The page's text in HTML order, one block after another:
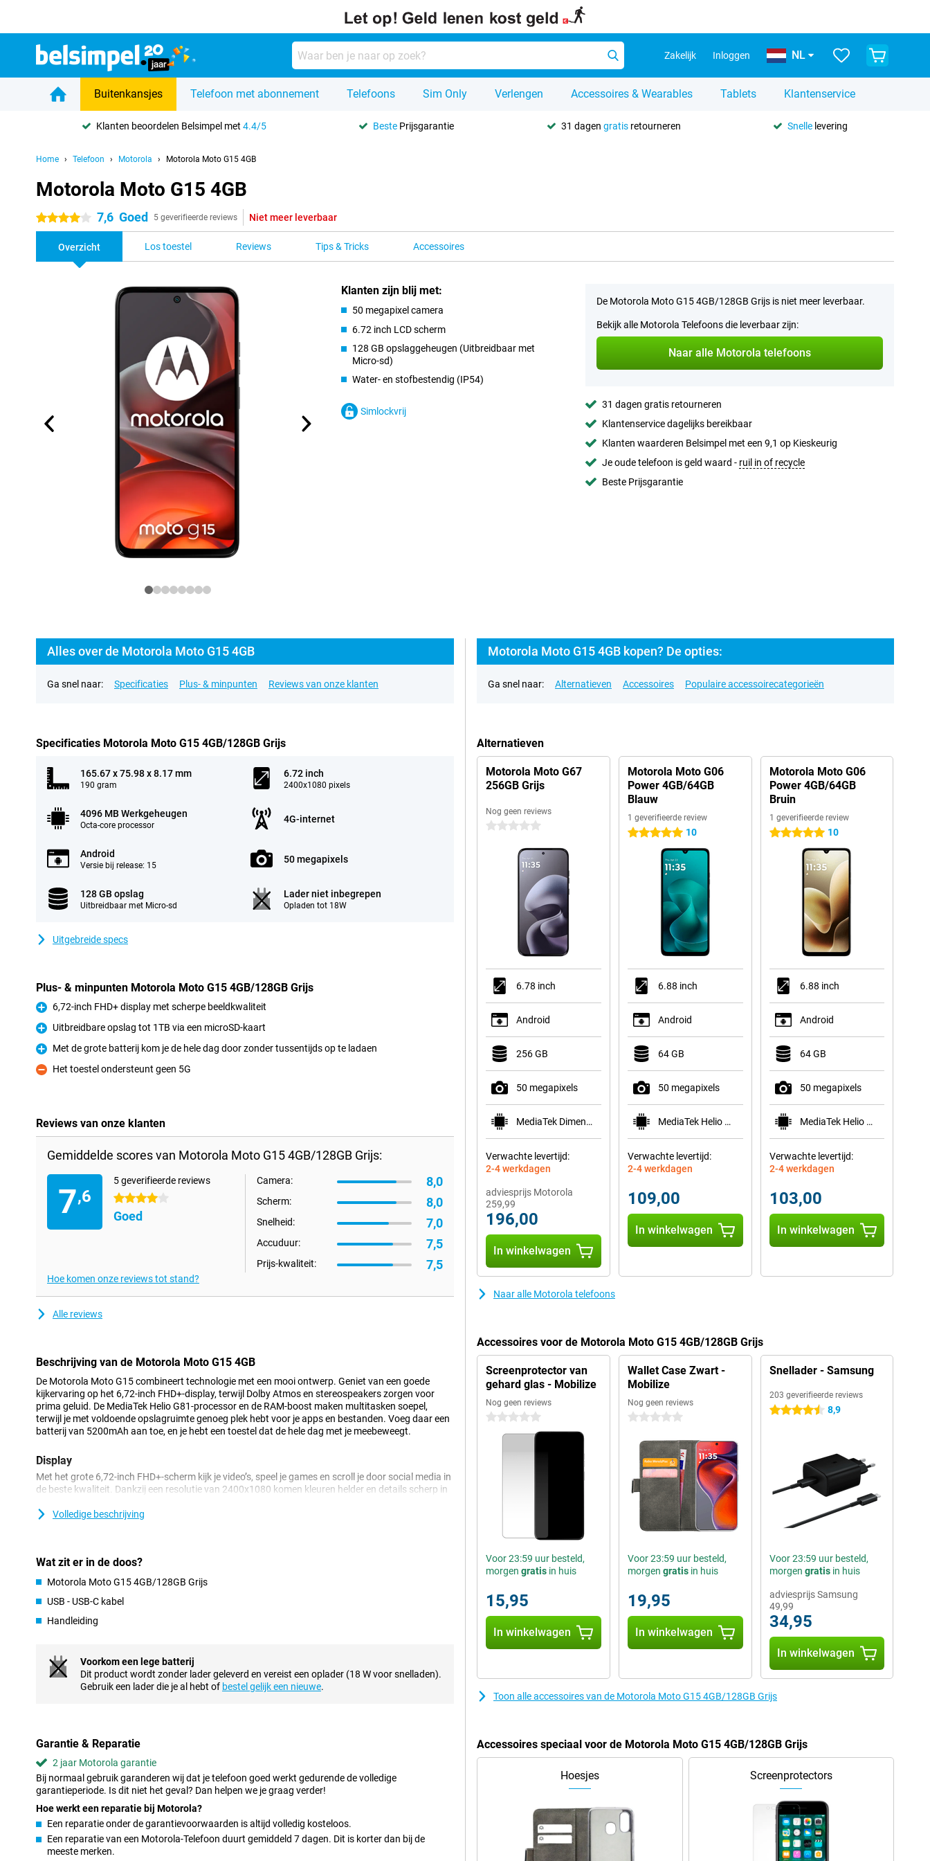
Zakelijk Inloggen NL
Buitenkansjes Telefoon met abonnement Telefoons Sim Only Verlengen Accessoires & Wearables Tablets Klantenservice
Klanten beoordelen Belsimpel met4.4/5 Beste Prijsgarantie 31 dagen gratisretourneren Snellelevering
Home Telefoon Motorola Motorola Moto G15 4GB
Motorola Moto G15 4GB
4 sterren 7,6 Goed 5 geverifieerde reviews Niet meer leverbaar
Overzicht Los toestel Reviews Tips & Tricks Accessoires
Klanten zijn blij met:
50 megapixel camera
6.72 inch LCD scherm
128 GB opslaggeheugen (Uitbreidbaar met
Micro-sd)
Water- en stofbestendig (IP54)
Simlockvrij
De Motorola Moto G15 4GB/128GB Grijs is niet meer leverbaar.
Bekijk alle Motorola Telefoons die leverbaar zijn:
Naar alle Motorola telefoons
31 dagen gratis retourneren
Klantenservice dagelijks bereikbaar
Klanten waarderen Belsimpel met een 9,1 op Kieskeurig
Je oude telefoon is geld waard - ruil in of recycle
Beste Prijsgarantie
Alles over de Motorola Moto G15 4GB
Ga snel naar: Specificaties Plus- & minpunten Reviews van onze klanten
Specificaties Motorola Moto G15 4GB/128GB Grijs
165.67 x 75.98 x 8.17 mm
190 gram
6.72 inch
2400x1080 pixels
4096 MB Werkgeheugen
Octa-core processor
4G-internet
Android
Versie bij release: 15
50 megapixels
128 GB opslag
Uitbreidbaar met Micro-sd
Lader niet inbegrepen
Opladen tot 18W
Uitgebreide specs
Plus- & minpunten Motorola Moto G15 4GB/128GB Grijs
Pluspunt
6,72-inch FHD+ display met scherpe beeldkwaliteit
Pluspunt
Uitbreidbare opslag tot 1TB via een microSD-kaart
Pluspunt
Met de grote batterij kom je de hele dag door zonder tussentijds op te ladaen
Minpunt
Het toestel ondersteunt geen 5G
Reviews van onze klanten
Gemiddelde scores van Motorola Moto G15 4GB/128GB Grijs:
7,6
5 geverifieerde reviews
4 sterren
Goed
Camera: 8,0
Scherm: 8,0
Snelheid: 7,0
Accuduur: 7,5
Prijs-kwaliteit: 7,5
Hoe komen onze reviews tot stand?
Alle reviews
Beschrijving van de Motorola Moto G15 4GB
De Motorola Moto G15 combineert technologie met een mooi ontwerp. Geniet van een goede
kijkervaring op het 6,72-inch FHD+-display, terwijl Dolby Atmos en stereospeakers zorgen voor
prima geluid. De MediaTek Helio G81-processor en de RAM-boost maken multitasken soepel,
terwijl je met voldoende opslagruimte genoeg plek hebt voor je apps en bestanden. Voeg daar een
batterij van 5200mAh aan toe, en je hebt een toestel dat de hele dag met je meebeweegt.
Display
Met het grote 6,72-inch FHD+-scherm kijk je video’s, speel je games en scroll je door social media in
de beste kwaliteit. Dankzij een resolutie van 2400x1080 komen kleuren helder en details scherp in
zodat je content altijd optimaal tot zijn recht komt. Het display is beschermd met Corning®
Batterij
Met de krachtige 5200mAh batterij van de Moto G15 hoef je je geen zorgen te maken over een lege
telefoon. Deze batterij biedt genoeg energie om de hele dag te streamen, te werken en te gamen.
genoeg stroom hebt om door te gaan. Ideaal voor iedereen die altijd onderweg is of lange dagen
Camera's
Het camerasysteem van de Motorola Moto G15 maakt fotograferen eenvoudig en leuk. De 50MP-
hoofdcamera legt elk detail vast, zelfs in uitdagende lichtomstandigheden, dankzij de Quad Pixel-
Nachtzicht, Portretmodus en Gezicht retoucheren zorgen ervoor dat al je foto’s er professioneel
uitzien.
Dolby Atmos: meeslepende audio
Met Dolby Atmos geniet je van geluid dat zich om je heen lijkt te bewegen. De stereospeakers met
basversterking bieden een rijk en krachtig geluid, ideaal voor het luisteren naar muziek of het kijken
van je favoriete series. Zelfs op hoge volumes blijft het geluid helder en gebalanceerd. Of je nu
speakers gebruikt of je favoriete oordopjes, de audio-ervaring is altijd indrukwekkend.
Volledige beschrijving
Wat zit er in de doos?
Motorola Moto G15 4GB/128GB Grijs
USB - USB-C kabel
Handleiding
Voorkom een lege batterij
Dit product wordt zonder lader geleverd en vereist een oplader (18 W voor snelladen).
Gebruik een lader die je al hebt of bestel gelijk een nieuwe.
Garantie & Reparatie
2 jaar Motorola garantie
Bij normaal gebruik garanderen wij dat je telefoon goed werkt gedurende de volledige
garantieperiode. Is dit niet het geval? Dan helpen we je graag verder!
Hoe werkt een reparatie bij Motorola?
Een reparatie onder de garantievoorwaarden is altijd volledig kosteloos.
Een reparatie van een Motorola-Telefoon duurt gemiddeld 7 dagen. Dit is korter dan bij de
meeste merken.
Motorola Moto G15 4GB kopen? De opties:
Ga snel naar: Alternatieven Accessoires Populaire accessoirecategorieën
Alternatieven
Motorola Moto G67
256GB Grijs
Nog geen reviews
0 sterren
6.78 inch
Android
256 GB
50 megapixels
MediaTek Dimensity 6300
Verwachte levertijd:
2-4 werkdagen
259,99
adviesprijs Motorola
196,00
In winkelwagen
Motorola Moto G06
Power 4GB/64GB
Blauw
1 geverifieerde review
5 sterren 10
6.88 inch
Android
64 GB
50 megapixels
MediaTek Helio G81
Verwachte levertijd:
2-4 werkdagen
109,00
In winkelwagen
Motorola Moto G06
Power 4GB/64GB
Bruin
1 geverifieerde review
5 sterren 10
6.88 inch
Android
64 GB
50 megapixels
MediaTek Helio G81
Verwachte levertijd:
2-4 werkdagen
103,00
In winkelwagen
Naar alle Motorola telefoons
Accessoires voor de Motorola Moto G15 4GB/128GB Grijs
Screenprotector van
gehard glas - Mobilize
Nog geen reviews
0 sterren
Voor 23:59 uur besteld,
morgen gratis in huis
15,95
In winkelwagen
Wallet Case Zwart -
Mobilize
Nog geen reviews
0 sterren
Voor 23:59 uur besteld,
morgen gratisin huis
19,95
In winkelwagen
Snellader - Samsung
203 geverifieerde reviews
4.5 sterren 8,9
Voor 23:59 uur besteld,
morgen gratisin huis
49,99
adviesprijs Samsung
34,95
In winkelwagen
Toon alle accessoires van de Motorola Moto G15 4GB/128GB Grijs
Accessoires speciaal voor de Motorola Moto G15 4GB/128GB Grijs
Hoesjes Screenprotectors